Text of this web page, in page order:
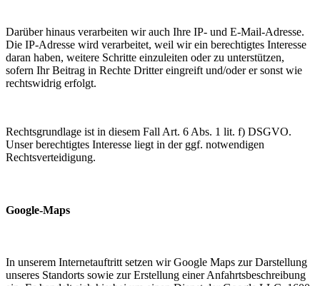
Darüber hinaus verarbeiten wir auch Ihre IP- und E-Mail-Adresse.
Die IP-Adresse wird verarbeitet, weil wir ein berechtigtes Interesse
daran haben, weitere Schritte einzuleiten oder zu unterstützen,
sofern Ihr Beitrag in Rechte Dritter eingreift und/oder er sonst wie
rechtswidrig erfolgt.
Rechtsgrundlage ist in diesem Fall Art. 6 Abs. 1 lit. f) DSGVO.
Unser berechtigtes Interesse liegt in der ggf. notwendigen
Rechtsverteidigung.
Google-Maps
In unserem Internetauftritt setzen wir Google Maps zur Darstellung
unseres Standorts sowie zur Erstellung einer Anfahrtsbeschreibung